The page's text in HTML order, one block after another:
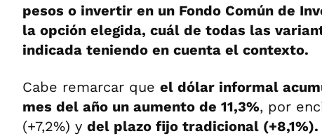
pesos o invertir en un Fondo Común de
la opción elegida, cuál de todas las
indicada teniendo en cuenta el contexto.
Cabe remarcar que el dólar informal
mes del año un aumento de 11,3%, por
(+7,2%) y del plazo fijo tradicional (+8,1%).